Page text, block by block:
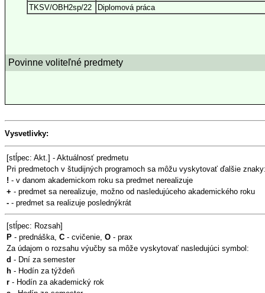
TKSV/OBH2sp/22
Diplomová práca
Povinne voliteľné predmety
Vysvetlivky:
[stĺpec: Akt.] - Aktuálnosť predmetu
Pri predmetoch v študijných programoch sa môžu vyskytovať ďalšie
! - v danom akademickom roku sa predmet nerealizuje
+ - predmet sa nerealizuje, možno od nasledujúceho akademického roku
- - predmet sa realizuje poslednýkrát
[stĺpec: Rozsah]
P - prednáška, C - cvičenie, O - prax
Za údajom o rozsahu výučby sa môže vyskytovať nasledujúci symbol:
d - Dní za semester
h - Hodín za týždeň
r - Hodín za akademický rok